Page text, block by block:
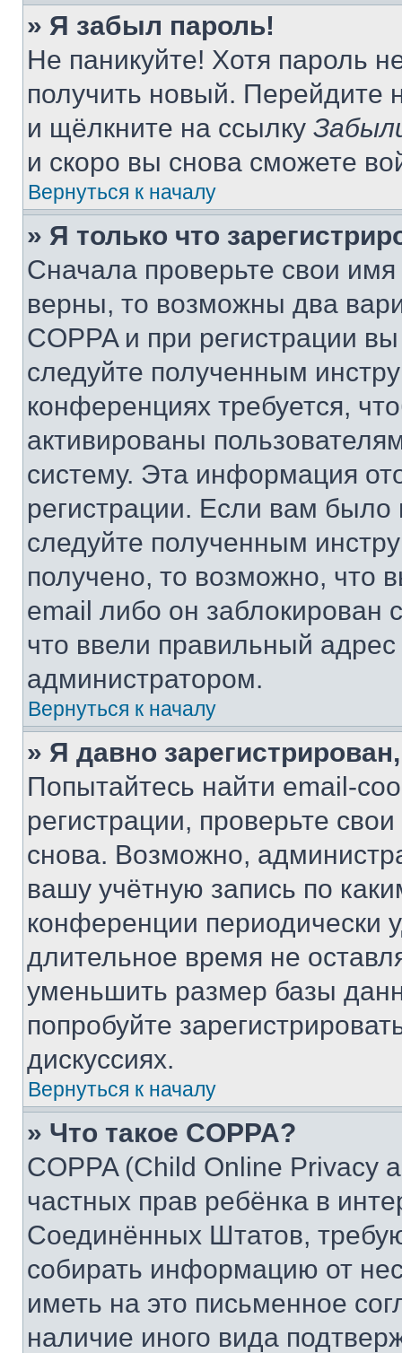
» Я забыл пароль!
Не паникуйте! Хотя пароль
получить новый. Перейдите
и щёлкните на ссылку
и скоро вы снова сможете
Вернуться к началу
» Я только что
Сначала проверьте свои
верны, то возможны два
COPPA и при регистрации
следуйте полученным
конференциях требуется,
активированы
систему. Эта информация
регистрации. Если вам
следуйте полученным
получено, то возможно, что
email либо он
что ввели правильный адрес
администратором.
Вернуться к началу
» Я давно
Попытайтесь найти email-
регистрации, проверьте
снова. Возможно,
вашу учётную запись по
конференции периодически
длительное время не
уменьшить размер базы
попробуйте
дискуссиях.
Вернуться к началу
» Что такое COPPA?
COPPA (Child Online Privacy
частных прав ребёнка в
Соединённых Штатов,
собирать информацию от
иметь на это письменное
наличие иного вида